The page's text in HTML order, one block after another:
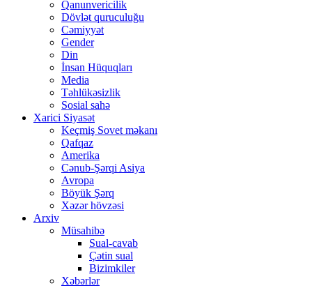
Qanunvericilik
Dövlət quruculuğu
Cəmiyyət
Gender
Din
İnsan Hüquqları
Media
Təhlükəsizlik
Sosial sahə
Xarici Siyasət
Keçmiş Sovet məkanı
Qafqaz
Amerika
Cənub-Şərqi Asiya
Avropa
Böyük Şərq
Xəzər hövzəsi
Arxiv
Müsahibə
Sual-cavab
Çətin sual
Bizimkiler
Xəbərlər